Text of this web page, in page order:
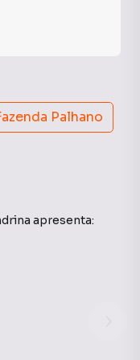
Palhano
apresenta:
3 quartos bem